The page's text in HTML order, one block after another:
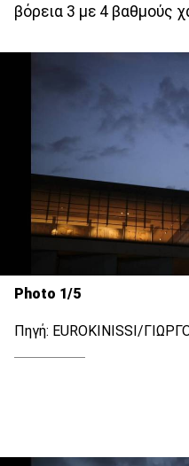
βόρεια 3 με 4 βαθμούς
Photo 1/5
Πηγή: EUROKINISSI/